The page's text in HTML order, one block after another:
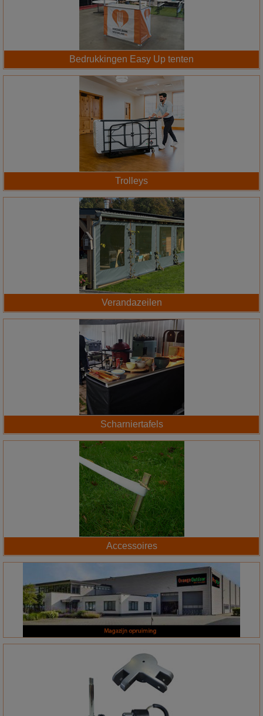
Bedrukkingen Easy Up tenten
Trolleys
Verandazeilen
Scharniertafels
Accessoires